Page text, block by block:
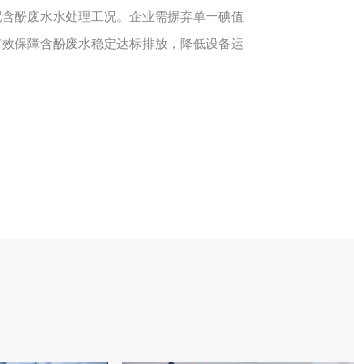
酚废水水处理工况。企业需摒弃单一碘值
保障含酚废水稳定达标排放，降低设备运